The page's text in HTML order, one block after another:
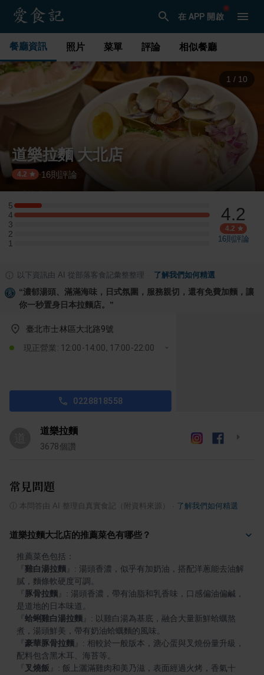
在 APP 開啟
餐廳資訊 照片 菜單 評論 相似餐廳
2 / 10
道樂拉麵 大北店
4.2 ·16則評論
5
5 星：1 則評論
4
4 星：7 則評論
3
3 星：0 則評論
2
2 星：0 則評論
1
1 星：0 則評論
4.2
4.2
16則評論
以下資訊由 AI 從部落客食記彙整整理 了解我們如何精選
“濃郁湯頭、滿滿海味，日式氛圍，服務親切，還有免費加麵，讓
你一秒置身日本拉麵店。 ”
臺北市士林區大北路9號
現正營業: 12:00-14:00, 17:00-22:00
0228818558
道樂拉麵
3678個讚
常見問題
本問答由 AI 整理自真實食記（附資料來源） 了解我們如何精選
道樂拉麵大北店的推薦菜色有哪些？
雞白湯拉麵
: 湯頭香濃，似乎有加奶油，搭配洋蔥能去油解
豚骨拉麵
: 湯頭香濃，帶有油脂和乳香味，口感偏油偏鹹，
蛤蜊雞白湯拉麵
: 以雞白湯為基底，融合大量新鮮蛤蠣熬
豪華豚骨拉麵
: 相較於一般版本，溏心蛋與叉燒份量升級，
叉燒飯
: 飯上灑滿雞肉和美乃滋，表面經過火烤，香氣十